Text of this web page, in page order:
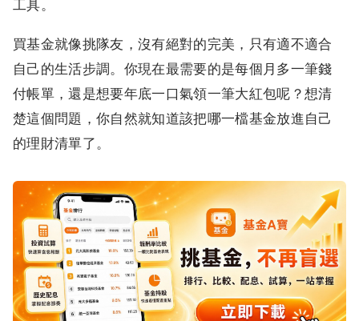
工具。
買基金就像挑隊友，沒有絕對的完美，只有適不適合
自己的生活步調。你現在最需要的是每個月多一筆錢
付帳單，還是想要年底一口氣領一筆大紅包呢？想清
楚這個問題，你自然就知道該把哪一檔基金放進自己
的理財清單了。